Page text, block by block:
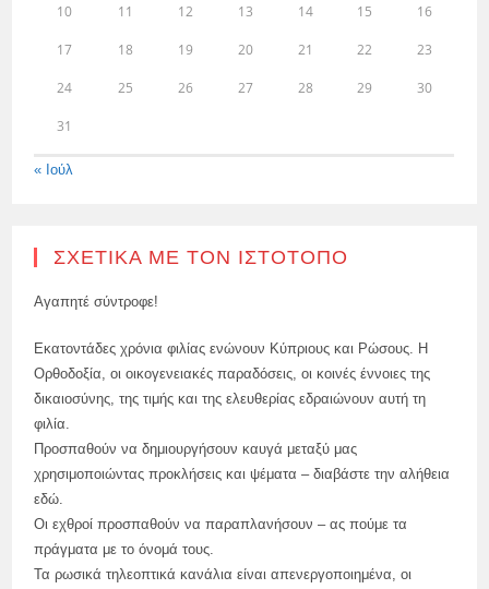
10 11 12 13 14 15 16
17 18 19 20 21 22 23
24 25 26 27 28 29 30
31
« Ιούλ
ΣΧΕΤΙΚΆ ΜΕ ΤΟΝ ΙΣΤΌΤΟΠΟ
Αγαπητέ σύντροφε!
Εκατοντάδες χρόνια φιλίας ενώνουν Κύπριους και Ρώσους. Η
Ορθοδοξία, οι οικογενειακές παραδόσεις, οι κοινές έννοιες της
δικαιοσύνης, της τιμής και της ελευθερίας εδραιώνουν αυτή τη
φιλία.
Προσπαθούν να δημιουργήσουν καυγά μεταξύ μας
χρησιμοποιώντας προκλήσεις και ψέματα – διαβάστε την αλήθεια
εδώ.
Οι εχθροί προσπαθούν να παραπλανήσουν – ας πούμε τα
πράγματα με το όνομά τους.
Τα ρωσικά τηλεοπτικά κανάλια είναι απενεργοποιημένα, οι